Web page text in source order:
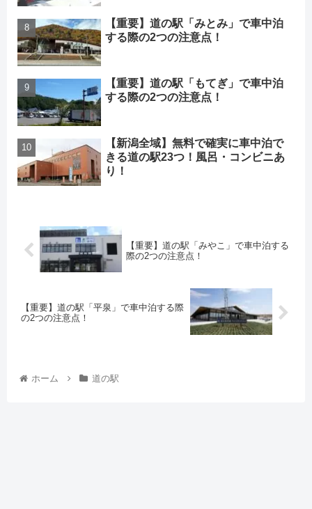
【重要】道の駅「みとみ」で車中泊
する際の2つの注意点！
【重要】道の駅「もてぎ」で車中泊
する際の2つの注意点！
【新潟全域】無料で確実に車中泊で
きる道の駅23つ！風呂・コンビニあ
り！
【重要】道の駅「みやこ」で車中泊する
際の2つの注意点！
【重要】道の駅「平泉」で車中泊する際
の2つの注意点！
ホーム 道の駅